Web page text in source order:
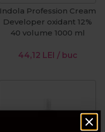
Indola Profession Cream
Developer oxidant 12%
40 volume 1000 ml
44,12 LEI / buc